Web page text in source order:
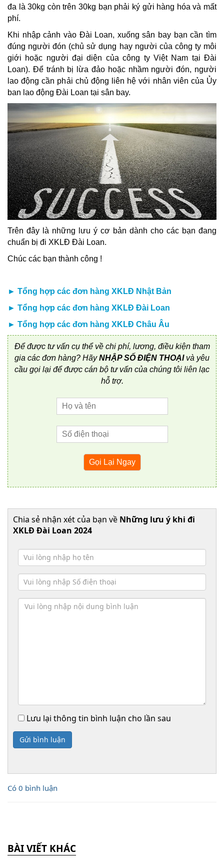
đa là 30kg còn trên 30kg bạn phải ký gửi hàng hóa và mất
phí.
Khi nhập cảnh vào Đài Loan, xuống sân bay bạn cần tìm
đúng người đón (chủ sử dụng hay người của công ty môi
giới hoặc người đại diện của công ty Việt Nam tại Đài
Loan). Để tránh bị lừa đảo hoặc nhầm người đón, người
lao động cần phải chủ động liên hệ với nhân viên của Ủy
ban lao động Đài Loan tại sân bay.
Trên đây là những lưu ý cơ bản dành cho các bạn đang
chuẩn bị đi XKLĐ Đài Loan.
Chúc các bạn thành công !
► Tổng hợp các đơn hàng XKLĐ Nhật Bản
► Tổng hợp các đơn hàng XKLĐ Đài Loan
► Tổng hợp các đơn hàng XKLĐ Châu Âu
Để được tư vấn cụ thể về chi phí, lương, điều kiện tham
gia các đơn hàng? HãyNHẬP SỐ ĐIỆN THOẠIvà yêu
cầu gọi lại để được cán bộ tư vấn của chúng tôi liên lạc
hỗ trợ.
Chia sẻ nhận xét của bạn về Những lưu ý khi đi
XKLĐ Đài Loan 2024
Lưu lại thông tin bình luận cho lần sau
Gửi bình luận
Có 0 bình luận
BÀI VIẾT KHÁC